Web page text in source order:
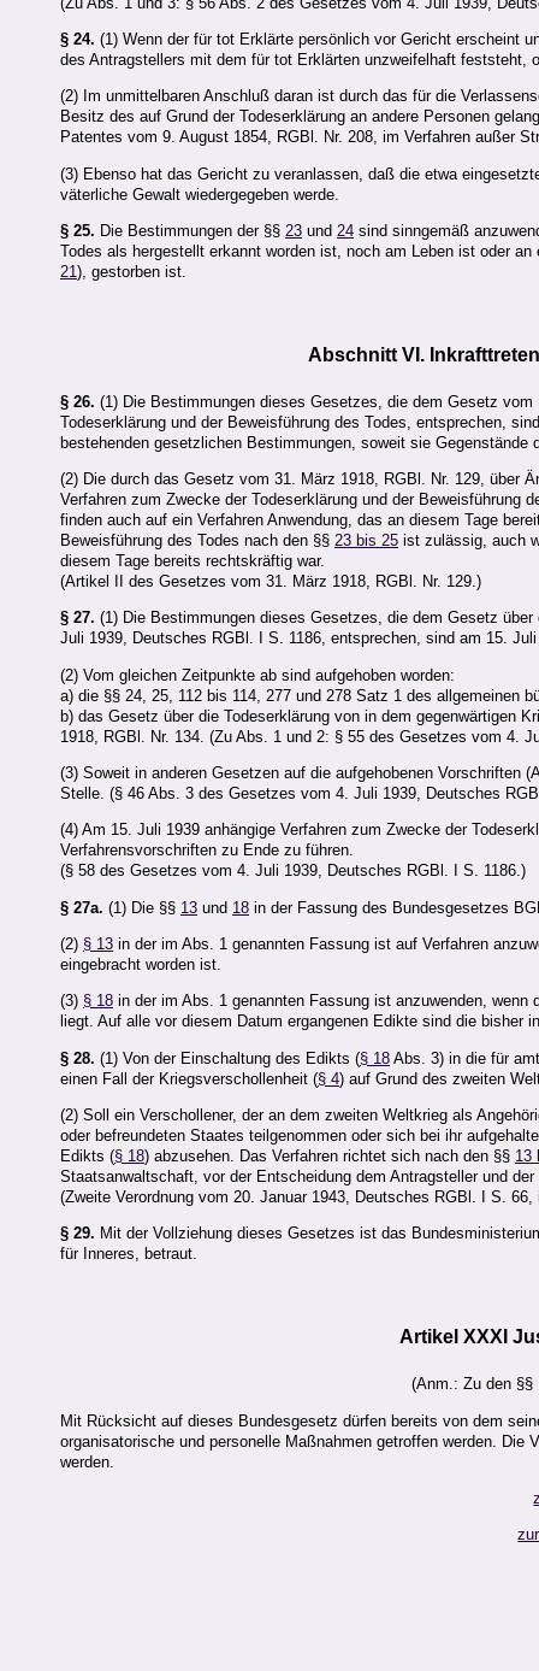
§ 24. (1) Wenn der für tot Erklärte persönlich vor Gericht erscheint
des Antragstellers mit dem für tot Erklärten unzweifelhaft feststeht,
(2) Im unmittelbaren Anschluß daran ist durch das für die
Besitz des auf Grund der Todeserklärung an andere Personen
Patentes vom 9. August 1854, RGBl. Nr. 208, im Verfahren außer
(3) Ebenso hat das Gericht zu veranlassen, daß die etwa
väterliche Gewalt wiedergegeben werde.
§ 25. Die Bestimmungen der §§ 23 und 24 sind sinngemäß
Todes als hergestellt erkannt worden ist, noch am Leben ist oder
21 ), gestorben ist.
Abschnitt VI.
§ 26. (1) Die Bestimmungen dieses Gesetzes, die dem Gesetz
Todeserklärung und der Beweisführung des Todes, entsprechen,
bestehenden gesetzlichen Bestimmungen, soweit sie
(2) Die durch das Gesetz vom 31. März 1918, RGBl. Nr. 129, über
Verfahren zum Zwecke der Todeserklärung und der Beweisführung
finden auch auf ein Verfahren Anwendung, das an diesem Tage
Beweisführung des Todes nach den §§ 23 bis 25 ist zulässig, auch
diesem Tage bereits rechtskräftig war.
(Artikel II des Gesetzes vom 31. März 1918, RGBl. Nr. 129.)
§ 27. (1) Die Bestimmungen dieses Gesetzes, die dem Gesetz
Juli 1939, Deutsches RGBl. I S. 1186, entsprechen, sind am 15.
(2) Vom gleichen Zeitpunkte ab sind aufgehoben worden:
a) die §§ 24, 25, 112 bis 114, 277 und 278 Satz 1 des allgemeinen
b) das Gesetz über die Todeserklärung von in dem gegenwärtigen
1918, RGBl. Nr. 134. (Zu Abs. 1 und 2: § 55 des Gesetzes vom 4.
(3) Soweit in anderen Gesetzen auf die aufgehobenen Vorschriften
Stelle. (§ 46 Abs. 3 des Gesetzes vom 4. Juli 1939, Deutsches
(4) Am 15. Juli 1939 anhängige Verfahren zum Zwecke der
Verfahrensvorschriften zu Ende zu führen.
(§ 58 des Gesetzes vom 4. Juli 1939, Deutsches RGBl. I S. 1186.)
§ 27a. (1) Die §§ 13 und 18 in der Fassung des Bundesgesetzes
(2) § 13 in der im Abs. 1 genannten Fassung ist auf Verfahren
eingebracht worden ist.
(3) § 18 in der im Abs. 1 genannten Fassung ist anzuwenden,
liegt. Auf alle vor diesem Datum ergangenen Edikte sind die bisher
§ 28. (1) Von der Einschaltung des Edikts (§ 18 Abs. 3) in die für
einen Fall der Kriegsverschollenheit (§ 4) auf Grund des zweiten
(2) Soll ein Verschollener, der an dem zweiten Weltkrieg als
oder befreundeten Staates teilgenommen oder sich bei ihr
Edikts (§ 18) abzusehen. Das Verfahren richtet sich nach den §§ 13
Staatsanwaltschaft, vor der Entscheidung dem Antragsteller und
(Zweite Verordnung vom 20. Januar 1943, Deutsches RGBl. I S.
§ 29. Mit der Vollziehung dieses Gesetzes ist das
für Inneres, betraut.
Artikel XXXI
(Anm.: Zu den §§
Mit Rücksicht auf dieses Bundesgesetz dürfen bereits von dem
organisatorische und personelle Maßnahmen getroffen werden.
werden.